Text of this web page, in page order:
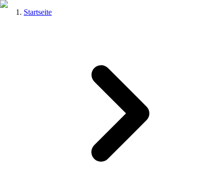
Startseite